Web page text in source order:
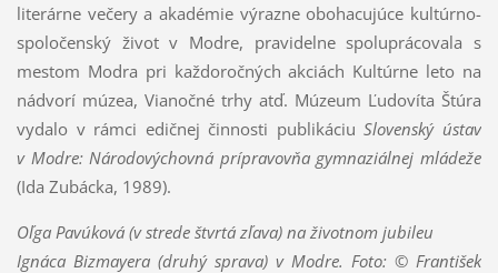
literárne večery a akadémie výrazne obohacujúce kultúrno-
spoločenský život v Modre, pravidelne spoluprácovala s
mestom Modra pri každoročných akciách Kultúrne leto na
nádvorí múzea, Vianočné trhy atď. Múzeum Ľudovíta Štúra
vydalo v rámci edičnej činnosti publikáciuSlovenský ústav
v Modre: Národovýchovná prípravovňa gymnaziálnej mládeže
(Ida Zubácka, 1989).
Oľga Pavúková (v strede štvrtá zľava) na životnom jubileu
Ignáca Bizmayera (druhý sprava) v Modre. Foto: © František